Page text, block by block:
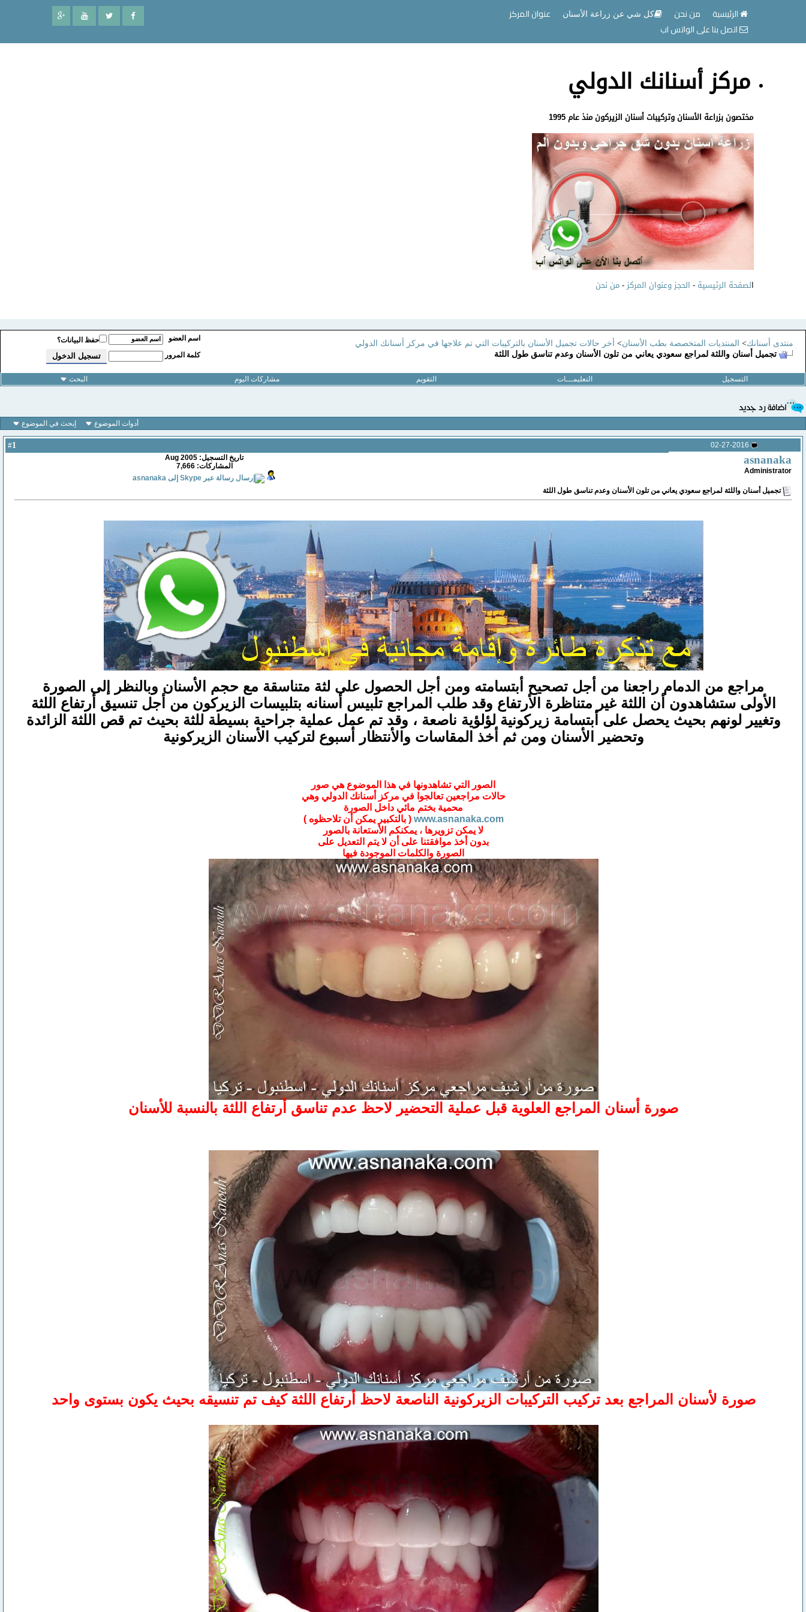
الرئيسية من نحن كل شي عن زراعة الأسنان
عنوان المركز
اتصل بنا على الواتس اب
مركز أسنانك الدولي
مختصون بزراعة الأسنان وتركيبات أسنان الزيركون منذ عام 1995
الصفحة الرئيسية - الحجز وعنوان المركز-من نحن
منتدى أسنانك> المنتديات المتخصصة بطب الأسنان> أخر حالات تجميل الأسنان بالتركيبات التي تم علاجها في مركز أسنانك الدولي
تجميل أسنان واللثة لمراجع سعودي يعاني من تلون الأسنان وعدم تناسق طول اللثة
اسم العضو
حفظ البيانات؟
كلمة المرور
التسجيل التعليمـــات التقويم مشاركات اليوم البحث
أدوات الموضوع إبحث في الموضوع
02-27-2016
1
asnanaka
Administrator
تاريخ التسجيل: Aug 2005
المشاركات: 7,666
تجميل أسنان واللثة لمراجع سعودي يعاني من تلون الأسنان وعدم تناسق طول اللثة
مراجع من الدمام راجعنا من أجل تصحيح أبتسامته ومن أجل الحصول على لثة متناسقة مع حجم الأسنان وبالنظر إلى الصورة
الأولى ستشاهدون أن اللثة غير متناظرة الأرتفاع وقد طلب المراجع تلبيس أسنانه بتلبيسات الزيركون من أجل تنسيق أرتفاع اللثة
وتغيير لونهم بحيث يحصل على أبتسامة زيركونية لؤلؤية ناصعة ، وقد تم عمل عملية جراحية بسيطة للثة بحيث تم قص اللثة الزائدة
وتحضير الأسنان ومن ثم أخذ المقاسات والأنتظار أسبوع لتركيب الأسنان الزيركونية
الصور التي تشاهدونها في هذا الموضوع هي صور
حالات مراجعين تعالجوا في مركز أسنانك الدولي وهي
محمية بختم مائي داخل الصورة
www.asnanaka.com ( بالتكبير يمكن أن تلاحظوه )
لا يمكن تزويرها ، يمكنكم الأستعانة بالصور
بدون أخذ موافقتنا على أن لا يتم التعديل على
الصورة والكلمات الموجودة فيها
صورة أسنان المراجع العلوية قبل عملية التحضير لاحظ عدم تناسق أرتفاع اللثة بالنسبة للأسنان
صورة لأسنان المراجع بعد تركيب التركيبات الزيركونية الناصعة لاحظ أرتفاع اللثة كيف تم تنسيقه بحيث يكون بستوى واحد